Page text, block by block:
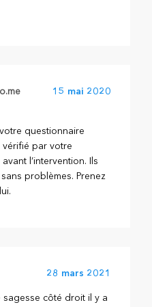
15 mai 2020
questionnaire
vérifié par votre
l’intervention. Ils
problèmes. Prenez
28 mars 2021
sagesse côté droit il y a